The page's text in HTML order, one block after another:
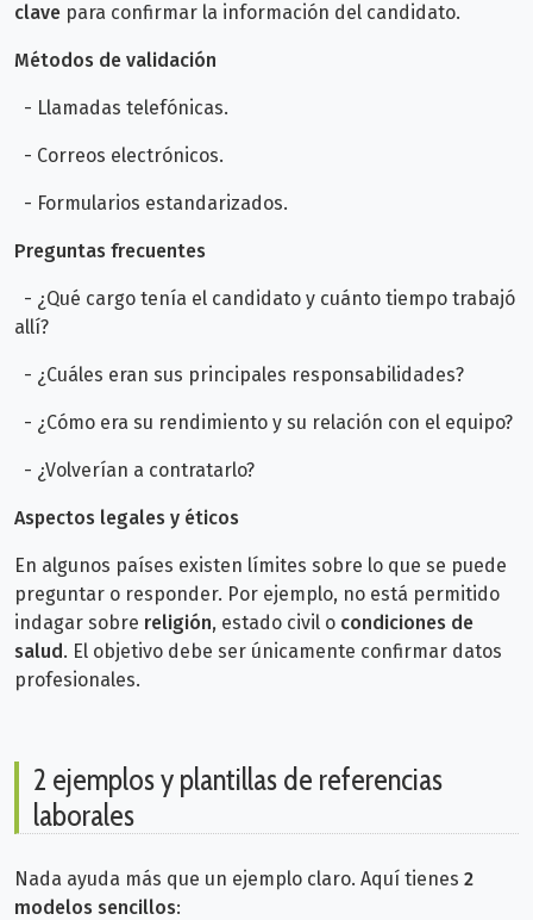
clave para confirmar la información del candidato.
Métodos de validación
- Llamadas telefónicas.
- Correos electrónicos.
- Formularios estandarizados.
Preguntas frecuentes
- ¿Qué cargo tenía el candidato y cuánto tiempo trabajó
allí?
- ¿Cuáles eran sus principales responsabilidades?
- ¿Cómo era su rendimiento y su relación con el equipo?
- ¿Volverían a contratarlo?
Aspectos legales y éticos
En algunos países existen límites sobre lo que se puede
preguntar o responder. Por ejemplo, no está permitido
indagar sobre religión, estado civil o condiciones de
salud . El objetivo debe ser únicamente confirmar datos
profesionales.
2 ejemplos y plantillas de referencias
laborales
Nada ayuda más que un ejemplo claro. Aquí tienes 2
modelos sencillos: